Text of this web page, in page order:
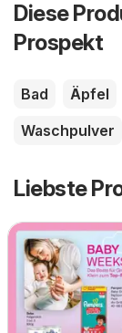
Diese
Prospekt
Bad Äpfel
Waschpulver
Liebste